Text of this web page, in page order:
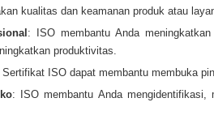
kualitas dan keamanan produk atau
: ISO membantu Anda
produktivitas.
ISO dapat membantu membuka
: ISO membantu Anda mengidentifikasi,